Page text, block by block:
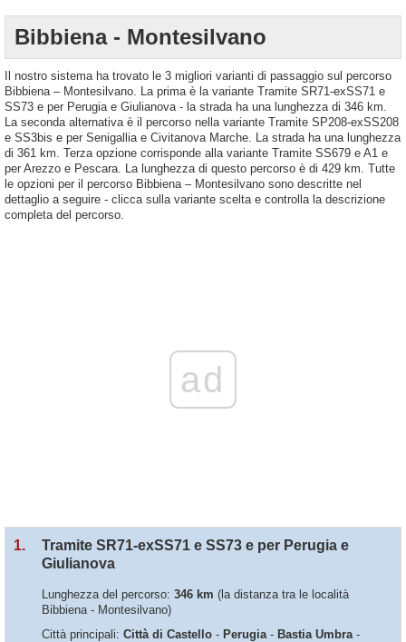
Bibbiena - Montesilvano
Il nostro sistema ha trovato le 3 migliori varianti di passaggio sul percorso
Bibbiena – Montesilvano. La prima è la variante Tramite SR71-exSS71 e
SS73 e per Perugia e Giulianova - la strada ha una lunghezza di 346 km.
La seconda alternativa è il percorso nella variante Tramite SP208-exSS208
e SS3bis e per Senigallia e Civitanova Marche. La strada ha una lunghezza
di 361 km. Terza opzione corrisponde alla variante Tramite SS679 e A1 e
per Arezzo e Pescara. La lunghezza di questo percorso è di 429 km. Tutte
le opzioni per il percorso Bibbiena – Montesilvano sono descritte nel
dettaglio a seguire - clicca sulla variante scelta e controlla la descrizione
completa del percorso.
ad
1.
Tramite SR71-exSS71 e SS73 e per Perugia e
Giulianova
Lunghezza del percorso: 346 km (la distanza tra le località
Bibbiena - Montesilvano)
Città principali: Città di Castello - Perugia- Bastia Umbra-